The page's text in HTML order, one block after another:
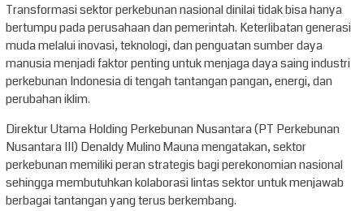
Transformasi sektor perkebunan nasional dinilai tidak bisa hanya
bertumpu pada perusahaan dan pemerintah. Keterlibatan generasi
muda melalui inovasi, teknologi, dan penguatan sumber daya
manusia menjadi faktor penting untuk menjaga daya saing industri
perkebunan Indonesia di tengah tantangan pangan, energi, dan
perubahan iklim.
Direktur Utama Holding Perkebunan Nusantara (PT Perkebunan
Nusantara III) Denaldy Mulino Mauna mengatakan, sektor
perkebunan memiliki peran strategis bagi perekonomian nasional
sehingga membutuhkan kolaborasi lintas sektor untuk menjawab
berbagai tantangan yang terus berkembang.